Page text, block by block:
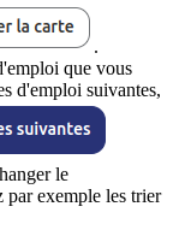
.
que vous
d'emploi suivantes,
le
par exemple les trier